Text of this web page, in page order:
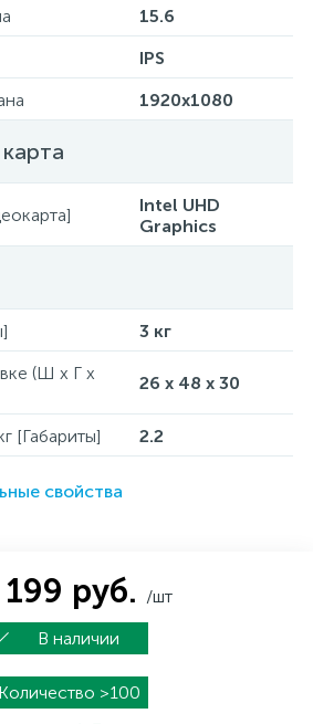
15.6
IPS
1920x1080
Intel UHD
Graphics
3 кг
(Ш x Г x
26 x 48 x 30
[Габариты] 2.2
свойства
руб. /шт
В наличии
Количество >100